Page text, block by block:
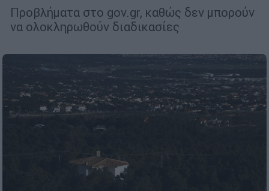
Προβλήματα στο gov.gr, καθώς δεν μπορούν
να ολοκληρωθούν διαδικασίες